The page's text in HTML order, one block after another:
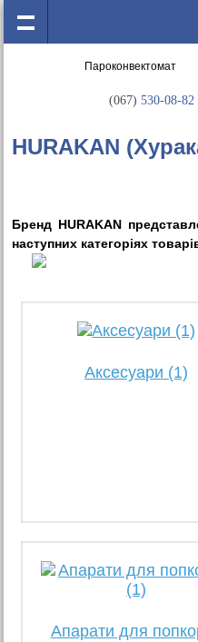
(067) 530-08-82
HURAKAN
Бренд HURAKAN
наступних категорiях
Аксесуари (1)
Апарати для